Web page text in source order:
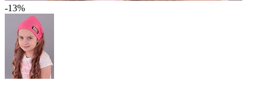
-13%